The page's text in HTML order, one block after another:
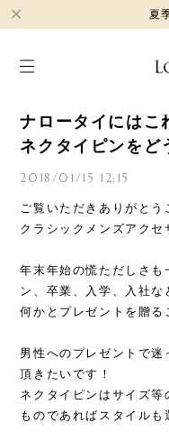
夏
ナロータイにはこ
ネクタイピンをど
2018/01/15 12:15
ご覧いただきありがとう
クラシックメンズアクセ
年末年始の慌ただしさも
ン、卒業、入学、入社な
何かとプレゼントを贈る
男性へのプレゼントで
頂きたいです！
ネクタイピンはサイズ
ものであればスタイルも